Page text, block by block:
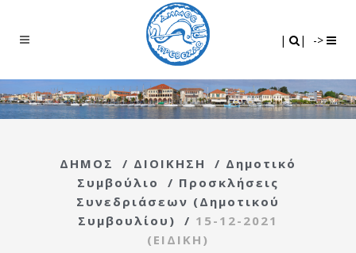
| | ->
ΔΗΜΟΣ / ΔΙΟΙΚΗΣΗ / Δημοτικό
Συμβούλιο
/ Προσκλήσεις
Συνεδριάσεων (Δημοτικού
Συμβουλίου)
/ 15-12-2021
(ΕΙΔΙΚΗ)